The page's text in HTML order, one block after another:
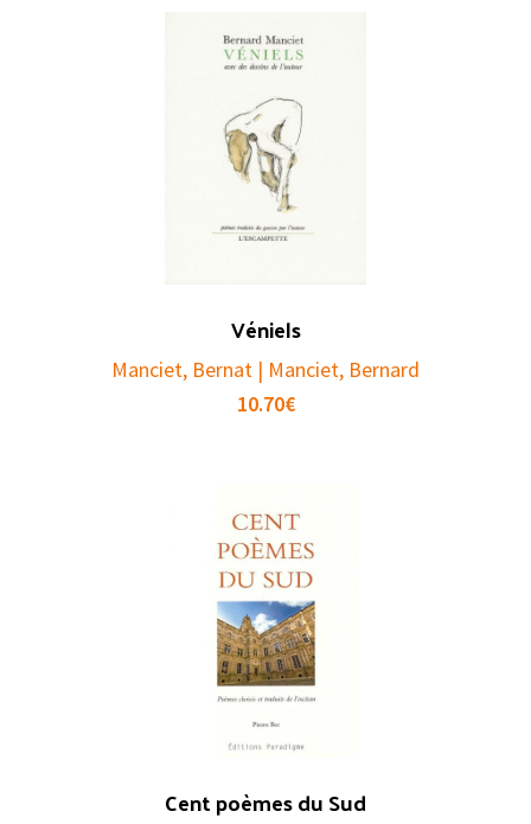
Véniels
Manciet, Bernat | Manciet, Bernard
10.70€
Cent poèmes du Sud